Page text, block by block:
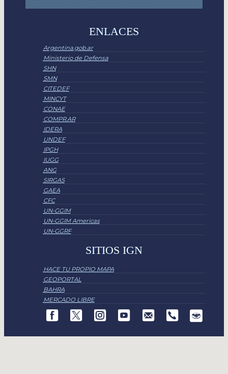
ENLACES
Argentina.gob.ar
Ministerio de Defensa
SHN
SMN
CITEDEF
MINCYT
CONAE
COMPR.AR
IDERA
UNDEF
IPGH
IUGG
ANG
SIRGAS
GAEA
CFC
UN-GGIM
UN-GGIM Americas
UN-GGRF
SITIOS IGN
HACE TU PROPIO MAPA
GEOPORTAL
BAHRA
MERCADO LIBRE